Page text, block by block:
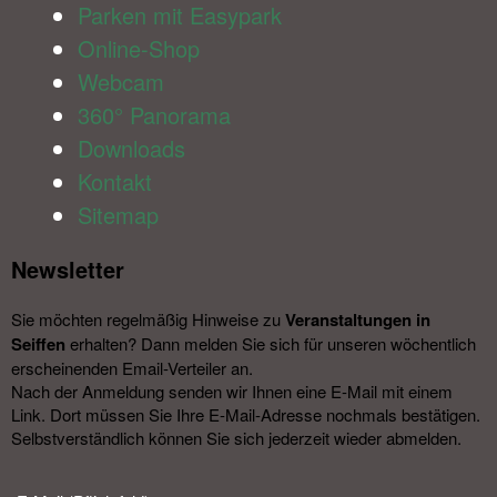
Parken mit Easypark
Online-Shop
Webcam
360° Panorama
Downloads
Kontakt
Sitemap
Newsletter​
Sie möchten regelmäßig Hinweise zu Veranstal­tungen in
Seiffen erhalten? Dann melden Sie sich für unseren wöchentlich
erscheinenden Email-Verteiler an.
Nach der Anmeldung senden wir Ihnen eine E-Mail mit einem
Link. Dort müssen Sie Ihre E-Mail-Adresse nochmals bestätigen.
Selbstverständlich können Sie sich jederzeit wieder abmelden.​